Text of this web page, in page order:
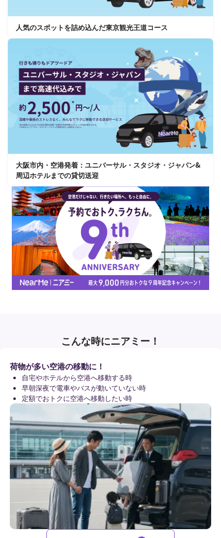
人気のスポットを詰め込んだ東京観光王道コース
大阪市内・空港発着：ユニバーサル・スタジオ・ジャパン&
周辺ホテルまでの貸切送迎
こんな時にニアミー！
荷物が多い空港の移動に！
自宅やホテルから空港へ移動する時
早朝深夜で電車やバスが動いていない時
定額でおトクに空港へ移動したい時